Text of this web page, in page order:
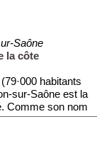
Saône
la côte
habitants
sur-Saône est la
Comme son nom